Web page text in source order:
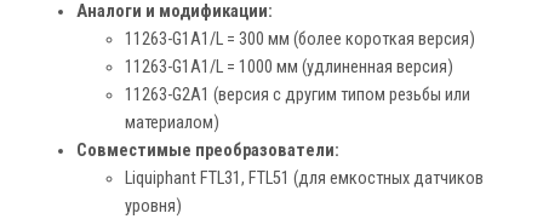
Аналоги и модификации:
11263-G1A1/L = 300 мм (более короткая версия)
11263-G1A1/L = 1000 мм (удлиненная версия)
11263-G2A1 (версия с другим типом резьбы или
материалом)
Совместимые преобразователи:
Liquiphant FTL31, FTL51 (для емкостных датчиков
уровня)